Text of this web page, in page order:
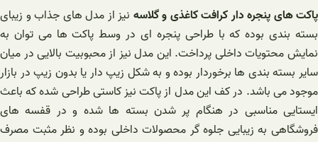
پاکت های پنجره دار کرافت کاغذی و گلاسه نیز از مدل های جذاب و زیبای
بسته بندی بوده که با طراحی پنجره ای در وسط پاکت ها می توان به
نمایش محتویات داخلی پرداخت. این مدل نیز از محبوبیت بالایی در میان
سایر بسته بندی ها برخوردار بوده و به شکل زیپ دار یا بدون زیپ در بازار
موجود می باشد. در کف این مدل از پاکت نیز کاستی طراحی شده که باعث
ایستایی مناسبی در هنگام پر شدن بسته ها شده و در قفسه های
فروشگاهی به زیبایی جلوه گر محصولات داخلی بوده و نظر مثبت مصرف